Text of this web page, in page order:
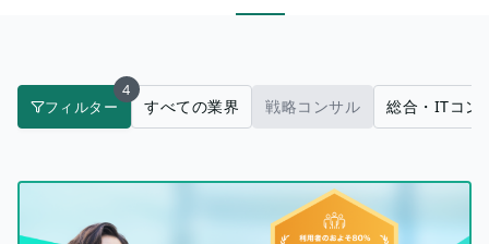
フィルター
4
すべての業界 戦略コンサル 総合・ITコン